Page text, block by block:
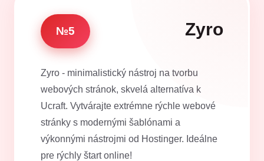
№5 Zyro
Zyro - minimalistický nástroj na tvorbu
webových stránok, skvelá alternatíva k
Ucraft. Vytvárajte extrémne rýchle webové
stránky s modernými šablónami a
výkonnými nástrojmi od Hostinger. Ideálne
pre rýchly štart online!